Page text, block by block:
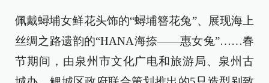
佩戴蟳埔女鲜花头饰的“蟳埔簪花兔”、展现海上
丝绸之路遗韵的“HANA海捺——惠女兔”……春
节期间，由泉州市文化广电和旅游局、泉州古